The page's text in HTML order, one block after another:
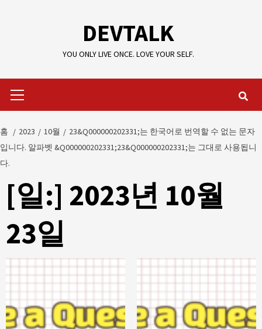
DEVTALK
YOU ONLY LIVE ONCE. LOVE YOUR SELF.
본
메
홈
2023 10월
23&Q000000202331;는 한국어로 번역할 수 없는 문자
입니다. 알파벳 &Q000000202331;23&Q000000202331;는 그대로 사용됩니
다.
[일:] 2023년 10월
23일